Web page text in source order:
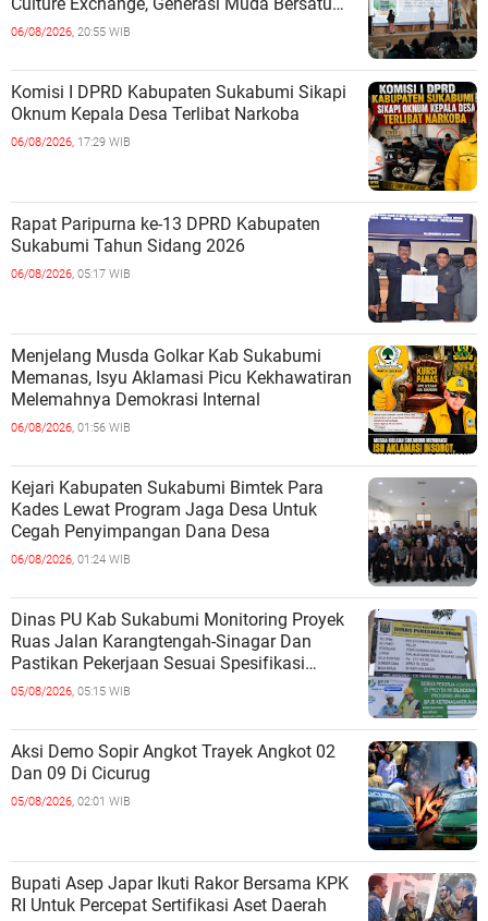
Wujudkan Masa Depan Berkelanjutan
06/08/2026, 20:55 WIB
Komisi I DPRD Kabupaten Sukabumi Sikapi
Oknum Kepala Desa Terlibat Narkoba
06/08/2026, 17:29 WIB
Rapat Paripurna ke-13 DPRD Kabupaten
Sukabumi Tahun Sidang 2026
06/08/2026, 05:17 WIB
Menjelang Musda Golkar Kab Sukabumi
Memanas, Isyu Aklamasi Picu Kekhawatiran
Melemahnya Demokrasi Internal
06/08/2026, 01:56 WIB
Kejari Kabupaten Sukabumi Bimtek Para
Kades Lewat Program Jaga Desa Untuk
Cegah Penyimpangan Dana Desa
06/08/2026, 01:24 WIB
Dinas PU Kab Sukabumi Monitoring Proyek
Ruas Jalan Karangtengah-Sinagar Dan
Pastikan Pekerjaan Sesuai Spesifikasi
Teknis
05/08/2026, 05:15 WIB
Aksi Demo Sopir Angkot Trayek Angkot 02
Dan 09 Di Cicurug
05/08/2026, 02:01 WIB
Bupati Asep Japar Ikuti Rakor Bersama KPK
RI Untuk Percepat Sertifikasi Aset Daerah